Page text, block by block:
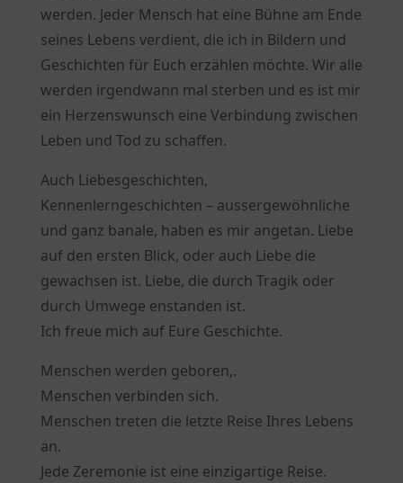
werden. Jeder Mensch hat eine Bühne am Ende
seines Lebens verdient, die ich in Bildern und
Geschichten für Euch erzählen möchte. Wir alle
werden irgendwann mal sterben und es ist mir
ein Herzenswunsch eine Verbindung zwischen
Leben und Tod zu schaffen.
Auch Liebesgeschichten,
Kennenlerngeschichten – aussergewöhnliche
und ganz banale, haben es mir angetan. Liebe
auf den ersten Blick, oder auch Liebe die
gewachsen ist. Liebe, die durch Tragik oder
durch Umwege enstanden ist.
Ich freue mich auf Eure Geschichte.
Menschen werden geboren,.
Menschen verbinden sich.
Menschen treten die letzte Reise Ihres Lebens
an.
Jede Zeremonie ist eine einzigartige Reise.